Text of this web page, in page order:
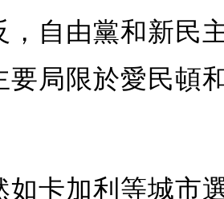
，自由黨和新民
要局限於愛民頓
如卡加利等城市